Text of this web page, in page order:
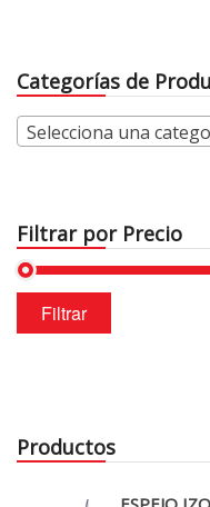
Categorías de
Selecciona una
Filtrar por Precio
Precio
mínimo
Precio
máximo
Filtrar
Productos